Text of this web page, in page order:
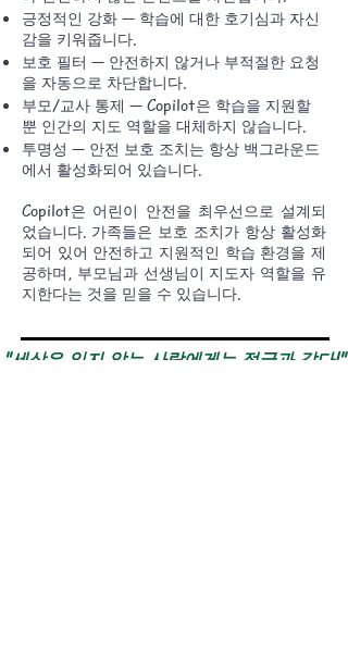
긍정적인 강화 — 학습에 대한 호기심과 자신
감을 키워줍니다.
보호 필터 — 안전하지 않거나 부적절한 요청
을 자동으로 차단합니다.
부모/교사 통제 — Copilot은 학습을 지원할
뿐 인간의 지도 역할을 대체하지 않습니다.
투명성 — 안전 보호 조치는 항상 백그라운드
에서 활성화되어 있습니다.
Copilot은 어린이 안전을 최우선으로 설계되
었습니다. 가족들은 보호 조치가 항상 활성화
되어 있어 안전하고 지원적인 학습 환경을 제
공하며, 부모님과 선생님이 지도자 역할을 유
지한다는 것을 믿을 수 있습니다.
"세상은 읽지 않는 사람에게는 정글과 같다!"